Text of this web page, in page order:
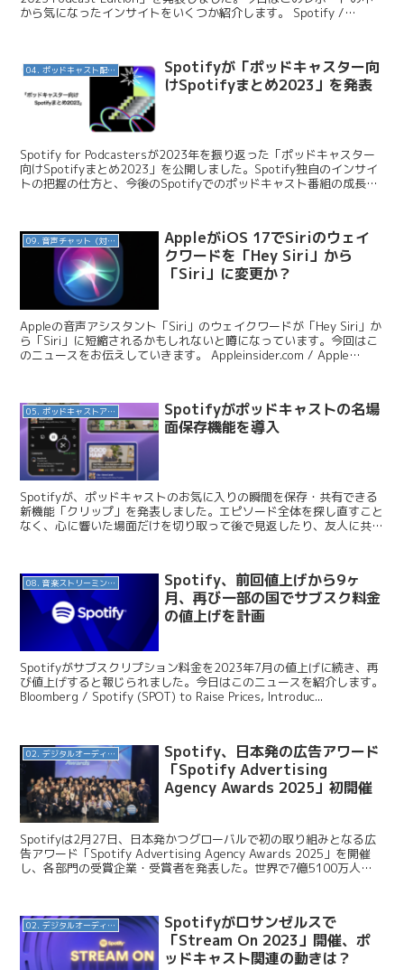
から気になったインサイトをいくつか紹介します。 Spotify /
04. ポッドキャスト配信・制作等
Spotifyが「ポッドキャスター向
けSpotifyまとめ2023」を発表
Spotify for Podcastersが2023年を振り返った「ポッドキャスター
向けSpotifyまとめ2023」を公開しました。Spotify独自のインサイ
トの把握の仕方と、今後のSpotifyでのポッドキャスト番組の成長を
09. 音声チャット（対話AI）
AppleがiOS 17でSiriのウェイ
クワードを「Hey Siri」から
「Siri」に変更か？
Appleの音声アシスタント「Siri」のウェイクワードが「Hey Siri」か
ら「Siri」に短縮されるかもしれないと噂になっています。今回はこ
のニュースをお伝えしていきます。 Appleinsider.com / Apple
05. ポッドキャストアプリ
Spotifyがポッドキャストの名場
面保存機能を導入
Spotifyが、ポッドキャストのお気に入りの瞬間を保存・共有できる
新機能「クリップ」を発表しました。エピソード全体を探し直すこと
なく、心に響いた場面だけを切り取って後で見返したり、友人に共有
08. 音楽ストリーミングサービス
Spotify、前回値上げから9ヶ
月、再び一部の国でサブスク料金
の値上げを計画
Spotifyがサブスクリプション料金を2023年7月の値上げに続き、再
び値上げすると報じられました。今日はこのニュースを紹介します。
Bloomberg / Spotify (SPOT) to Raise Prices, Introduc...
02. デジタルオーディオ広告（音声広告）
Spotify、日本発の広告アワード
「Spotify Advertising
Agency Awards 2025」初開催
Spotifyは2月27日、日本発かつグローバルで初の取り組みとなる広
告アワード「Spotify Advertising Agency Awards 2025」を開催
し、各部門の受賞企業・受賞者を発表した。世界で7億5100万人以
02. デジタルオーディオ広告（音声広告）
Spotifyがロサンゼルスで
「Stream On 2023」開催、ポ
ッドキャスト関連の動きは？